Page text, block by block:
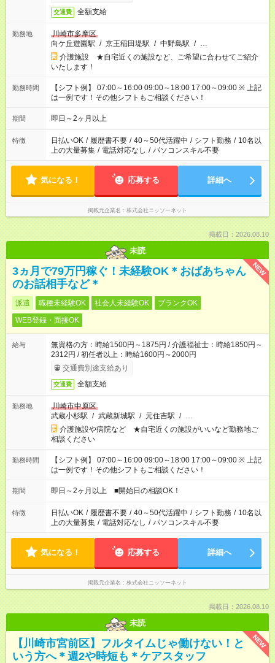
交通費 全額支給
勤務地
川崎市多摩区
向ケ丘遊園駅 / 京王稲田堤駅 / 中野島駅 / …
介護施設 ★自宅近くの施設など、ご希望に合わせてご紹介
いたします！
勤務時間
【シフト例】 07:00～16:00 09:00～18:00 17:00～09:00 ※ 上記
は一例です！その他シフトもご相談ください！
期間 即日～2ヶ月以上
特徴 日払いOK / 履歴書不要 / 40～50代活躍中 / シフト勤務 / 10名以
上の大量募集 / 電話対応なし / パソコンスキル不要
気になる！ 応募する 詳細へ
掲載元企業名 株式会社ニッソーネット
掲載日：2026.08.10
未読
NEW
3ヵ月で79万円稼ぐ！未経験OK＊おばあちゃん
のお話相手など＊
派遣 職種未経験OK 社会人未経験OK
ブランクOK
WEB登録・面接OK
給与
無資格の方：時給1500円～1875円 / 介護福祉士：時給1850円～
2312円 / 初任者以上：時給1600円～2000円
交通費別途支給あり
交通費 全額支給
勤務地
川崎市中原区
武蔵小杉駅 / 武蔵新城駅 / 元住吉駅 / …
介護施設や病院など ★自宅近くの施設がいいなど勤務地ご
相談ください
勤務時間
【シフト例】 07:00～16:00 09:00～18:00 17:00～09:00 ※ 上記
は一例です！その他シフトもご相談ください！
期間 即日～2ヶ月以上 ■開始日の相談OK！
特徴 日払いOK / 履歴書不要 / 40～50代活躍中 / シフト勤務 / 10名以
上の大量募集 / 電話対応なし / パソコンスキル不要
気になる！ 応募する 詳細へ
掲載元企業名 株式会社ニッソーネット
掲載日：2026.08.10
未読
NEW
【川崎市宮前区】フルタイムじゃ働けない！と
いう方へ＊週2や時短も＊ケアスタッフ